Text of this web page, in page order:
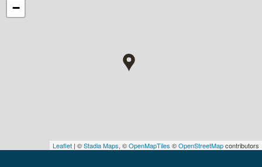
−
Leaflet | ©Stadia Maps, ©OpenMapTiles ©OpenStreetMapcontributors